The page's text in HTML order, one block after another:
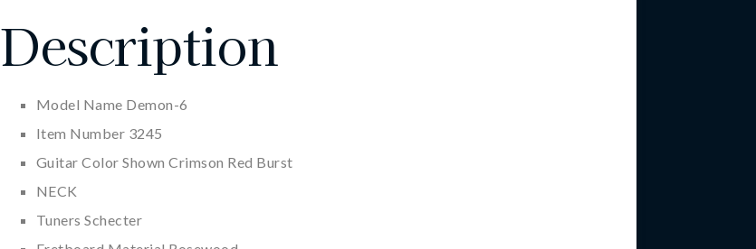
Description
Model Name Demon-6
Item Number 3245
Guitar Color Shown Crimson Red Burst
NECK
Tuners Schecter